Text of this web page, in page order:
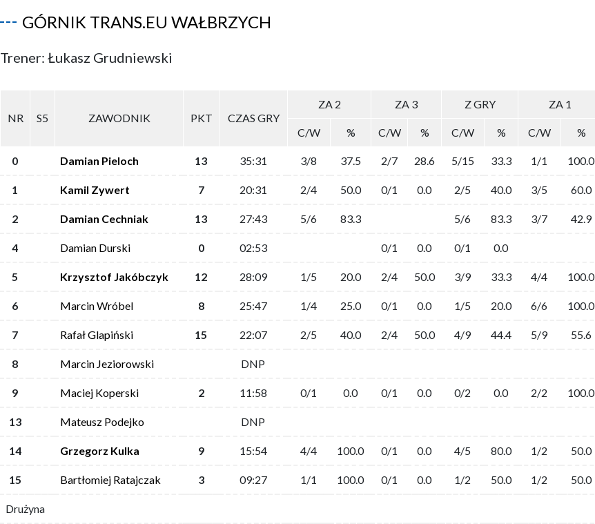
GÓRNIK TRANS.EU WAŁBRZYCH
Trener: Łukasz Grudniewski
NR S5 ZAWODNIK PKT CZAS GRY
ZA 2 ZA 3 Z GRY ZA 1
C/W
% C/W % C/W % C/W %
0 Damian Pieloch 13 35:31 3/8 37.5 2/7 28.6 5/15 33.3 1/1 100.0
1 Kamil Zywert 7 20:31 2/4 50.0 0/1 0.0 2/5 40.0 3/5 60.0
2 Damian Cechniak 13 27:43 5/6 83.3 5/6 83.3 3/7 42.9
4 Damian Durski 0 02:53 0/1 0.0 0/1 0.0
5 Krzysztof Jakóbczyk 12 28:09 1/5 20.0 2/4 50.0 3/9 33.3 4/4 100.0
6 Marcin Wróbel 8 25:47 1/4 25.0 0/1 0.0 1/5 20.0 6/6 100.0
7 Rafał Glapiński 15 22:07 2/5 40.0 2/4 50.0 4/9 44.4 5/9 55.6
8 Marcin Jeziorowski DNP
9 Maciej Koperski 2 11:58 0/1 0.0 0/1 0.0 0/2 0.0 2/2 100.0
13 Mateusz Podejko DNP
14 Grzegorz Kulka 9 15:54 4/4 100.0 0/1 0.0 4/5 80.0 1/2 50.0
15 Bartłomiej Ratajczak 3 09:27 1/1 100.0 0/1 0.0 1/2 50.0 1/2 50.0
Drużyna